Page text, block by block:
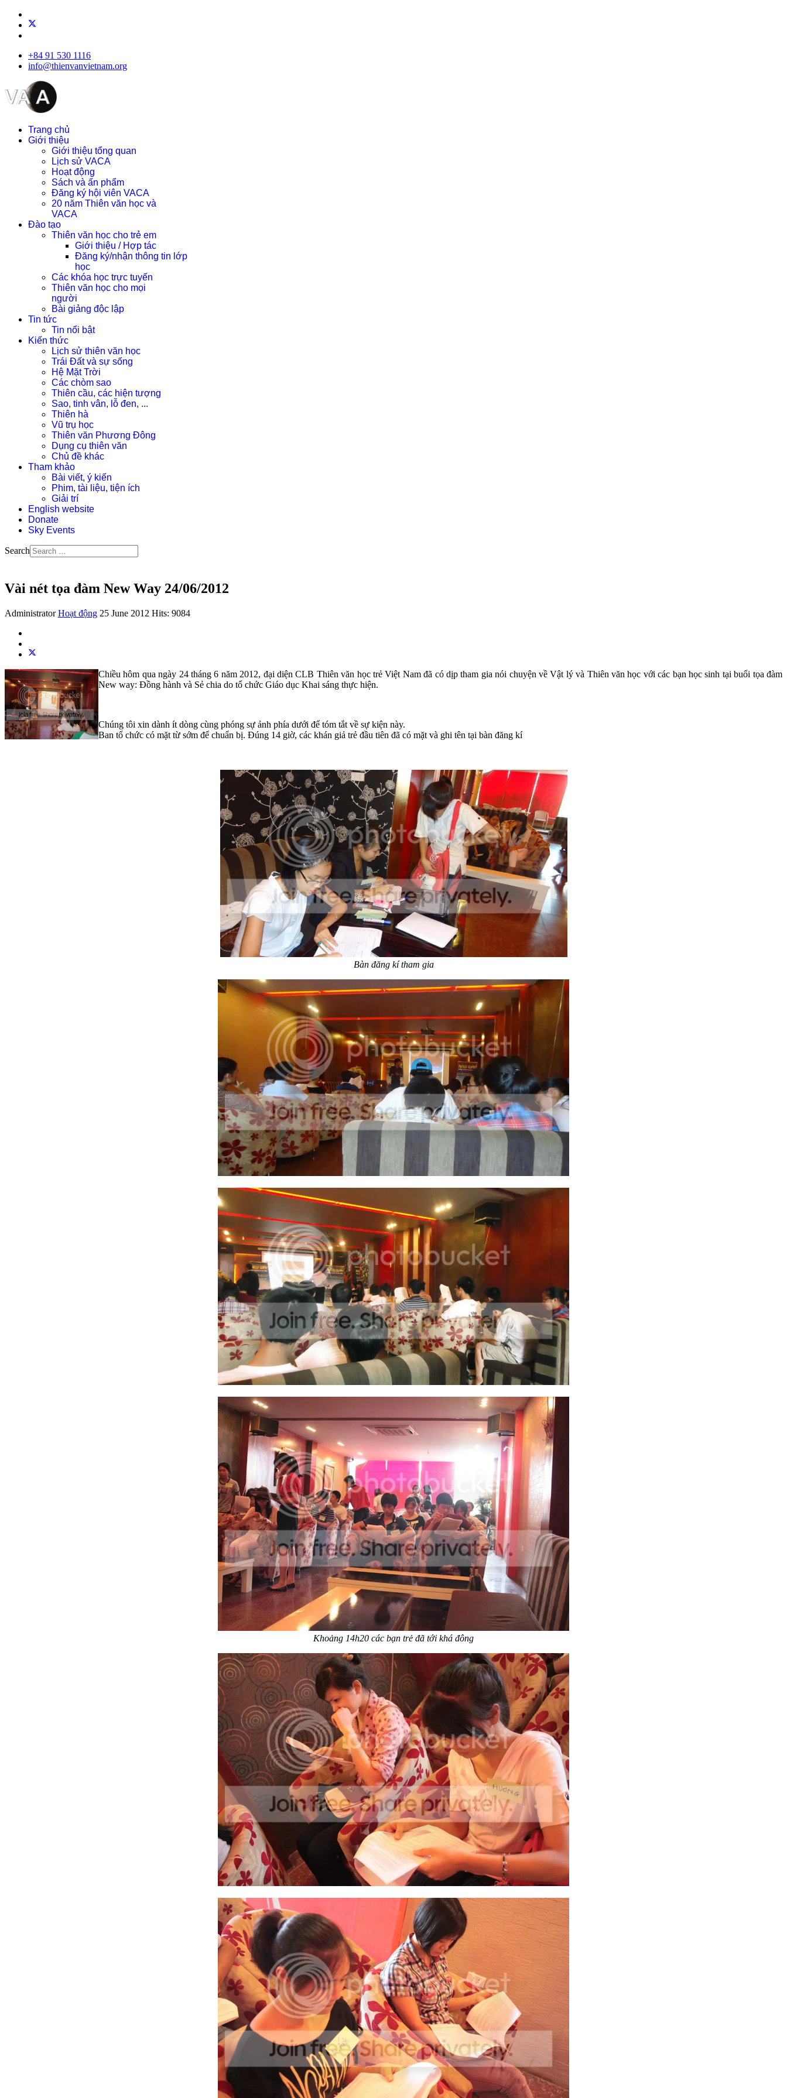
+84 91 530 1116
info@thienvanvietnam.org
Trang chủ
Giới thiệu
Giới thiệu tổng quan
Lịch sử VACA
Hoạt động
Sách và ấn phẩm
Đăng ký hội viên VACA
20 năm Thiên văn học và
VACA
Đào tạo
Thiên văn học cho trẻ em
Giới thiệu / Hợp tác
Đăng ký/nhận thông tin lớp
học
Các khóa học trực tuyến
Thiên văn học cho mọi
người
Bài giảng độc lập
Tin tức
Tin nổi bật
Kiến thức
Lịch sử thiên văn học
Trái Đất và sự sống
Hệ Mặt Trời
Các chòm sao
Thiên cầu, các hiện tượng
Sao, tinh vân, lỗ đen, ...
Thiên hà
Vũ trụ học
Thiên văn Phương Đông
Dụng cụ thiên văn
Chủ đề khác
Tham khảo
Bài viết, ý kiến
Phim, tài liệu, tiện ích
Giải trí
English website
Donate
Sky Events
Search
Vài nét tọa đàm New Way 24/06/2012
Administrator Hoạt động 25 June 2012 Hits: 9084
Chiều hôm qua ngày 24 tháng 6 năm 2012, đại diện CLB Thiên văn học trẻ Việt Nam đã có dịp tham gia nói chuyện về Vật lý và Thiên văn học với các bạn học sinh tại buổi tọa đàm
New way: Đồng hành và Sẻ chia do tổ chức Giáo dục Khai sáng thực hiện.
Chúng tôi xin dành ít dòng cùng phóng sự ảnh phía dưới để tóm tắt về sự kiện này.
Ban tổ chức có mặt từ sớm để chuẩn bị. Đúng 14 giờ, các khán giả trẻ đầu tiên đã có mặt và ghi tên tại bàn đăng kí
Bàn đăng kí tham gia
Khoảng 14h20 các bạn trẻ đã tới khá đông